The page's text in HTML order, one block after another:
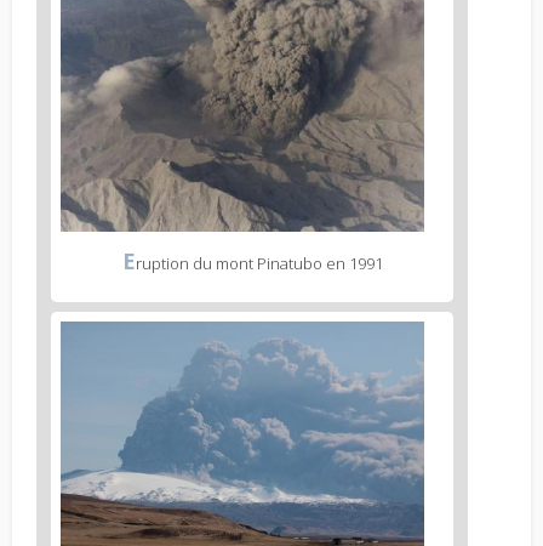
Eruption du mont Pinatubo en 1991